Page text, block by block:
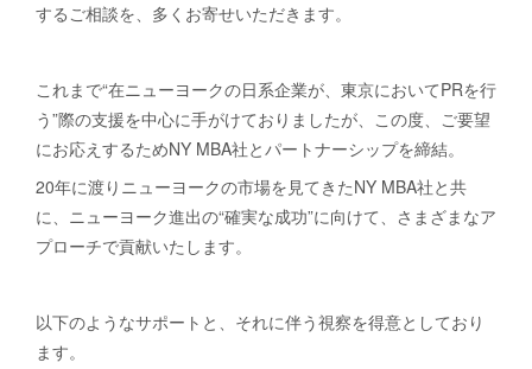
するご相談を、多くお寄せいただきます。
これまで“在ニューヨークの日系企業が、東京においてPRを行
う”際の支援を中心に手がけておりましたが、この度、ご要望
にお応えするためNY MBA社とパートナーシップを締結。
20年に渡りニューヨークの市場を見てきたNY MBA社と共
に、ニューヨーク進出の“確実な成功”に向けて、さまざまなア
プローチで貢献いたします。
以下のようなサポートと、それに伴う視察を得意としており
ます。